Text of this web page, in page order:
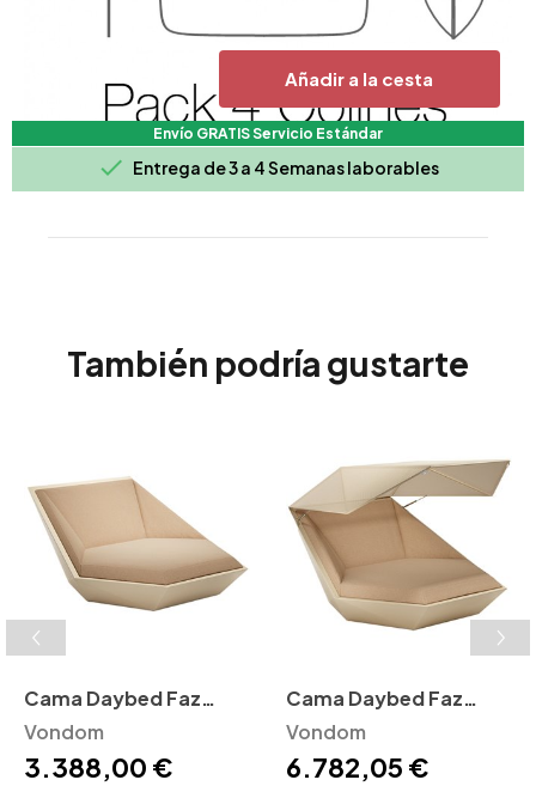
Añadir a la cesta
Envío GRATIS Servicio Estándar
 Entrega de 3 a 4 Semanas laborables
También podría gustarte
Cama Daybed Faz
Vondom
Vondom
3.388,00 €
Cama Daybed Faz
Parasol Vondom
Vondom
6.782,05 €